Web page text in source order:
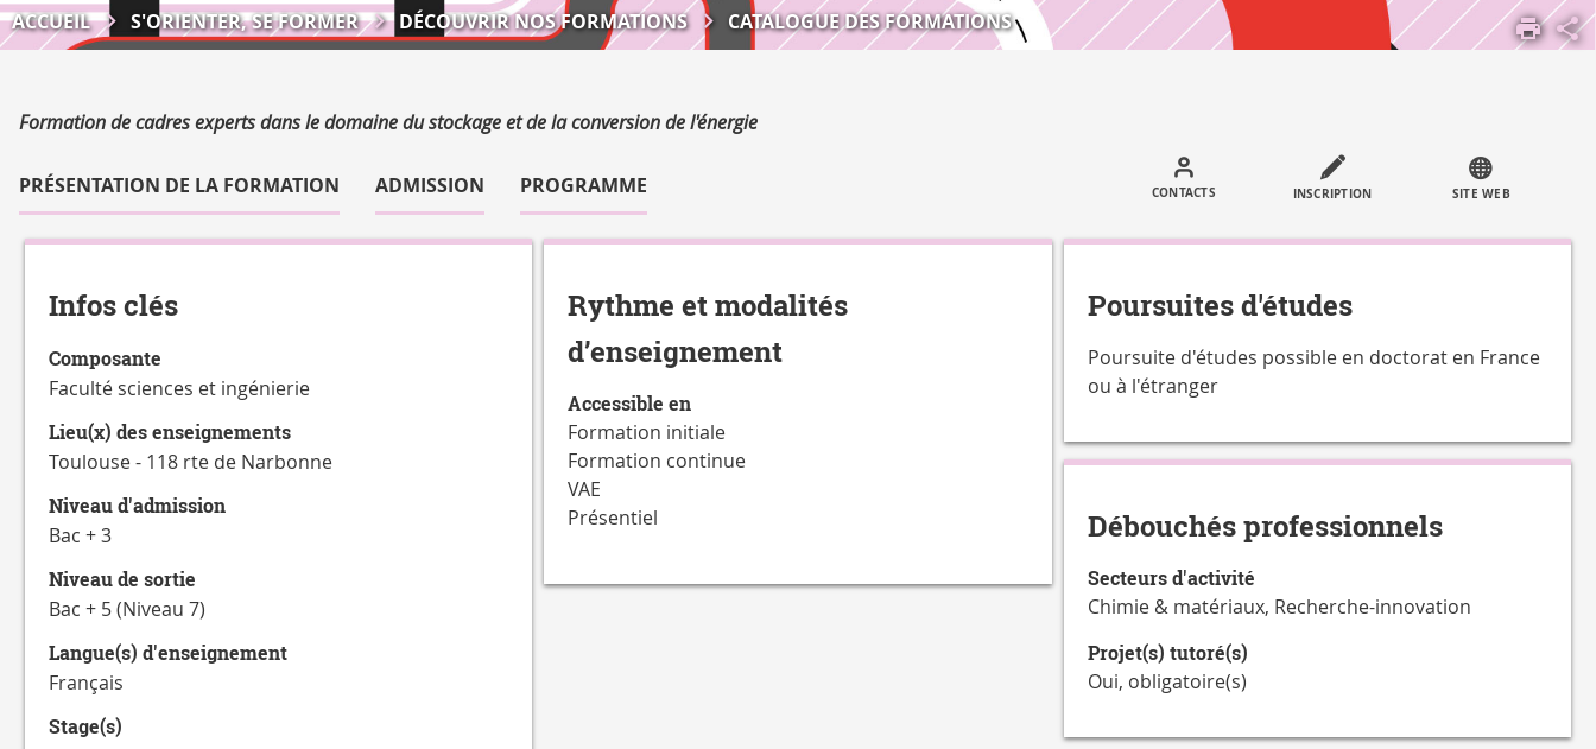
ACCUEIL S'ORIENTER, SE FORMER DÉCOUVRIR NOS FORMATIONS CATALOGUE DES FORMATIONS
Résumé
Formation de cadres experts dans le domaine du stockage et de la conversion de l'énergie
aux
sections
de
fiche
PRÉSENTATION DE LA FORMATION ADMISSION PROGRAMME CONTACTS INSCRIPTION SITE WEB
Détails
Infos clés
Composante
Faculté sciences et ingénierie
Lieu(x) des enseignements
Toulouse - 118 rte de Narbonne
Niveau d'admission
Bac + 3
Niveau de sortie
Bac + 5 (Niveau 7)
Langue(s) d'enseignement
Français
Stage(s)
Rythme et modalités
d’enseignement
Accessible en
Formation initiale
Formation continue
VAE
Présentiel
Poursuites d'études
Poursuite d'études possible en doctorat en France
ou à l'étranger
Débouchés professionnels
Secteurs d'activité
Chimie & matériaux, Recherche-innovation
Projet(s) tutoré(s)
Oui, obligatoire(s)